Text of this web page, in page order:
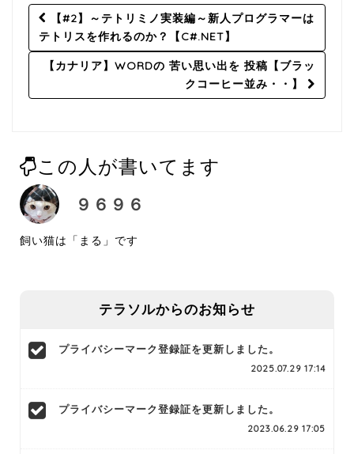
Post
navigation
【#2】～テトリミノ実装編～新人プログラマーは
テトリスを作れるのか？【C#.NET】
【カナリア】WORDの 苦い思い出を 投稿【ブラッ
クコーヒー並み・・】
この人が書いてます
９６９６
飼い猫は「まる」です
テラソルからのお知らせ
プライバシーマーク登録証を更新しました。
2025.07.29 17:14
プライバシーマーク登録証を更新しました。
2023.06.29 17:05